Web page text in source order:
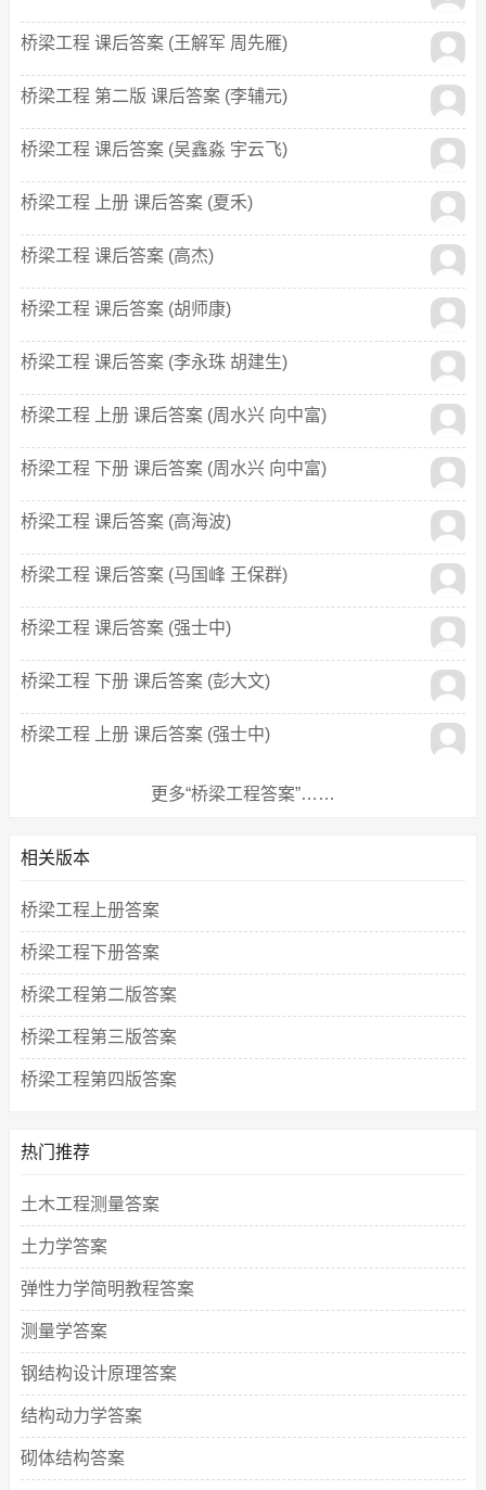
桥梁工程 课后答案 (王解军 周先雁)
桥梁工程 第二版 课后答案 (李辅元)
桥梁工程 课后答案 (吴鑫淼 宇云飞)
桥梁工程 上册 课后答案 (夏禾)
桥梁工程 课后答案 (高杰)
桥梁工程 课后答案 (胡师康)
桥梁工程 课后答案 (李永珠 胡建生)
桥梁工程 上册 课后答案 (周水兴 向中富)
桥梁工程 下册 课后答案 (周水兴 向中富)
桥梁工程 课后答案 (高海波)
桥梁工程 课后答案 (马国峰 王保群)
桥梁工程 课后答案 (强士中)
桥梁工程 下册 课后答案 (彭大文)
桥梁工程 上册 课后答案 (强士中)
更多“桥梁工程答案”……
相关版本
桥梁工程上册答案
桥梁工程下册答案
桥梁工程第二版答案
桥梁工程第三版答案
桥梁工程第四版答案
热门推荐
土木工程测量答案
土力学答案
弹性力学简明教程答案
测量学答案
钢结构设计原理答案
结构动力学答案
砌体结构答案